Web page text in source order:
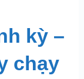
kỳ –
chạy